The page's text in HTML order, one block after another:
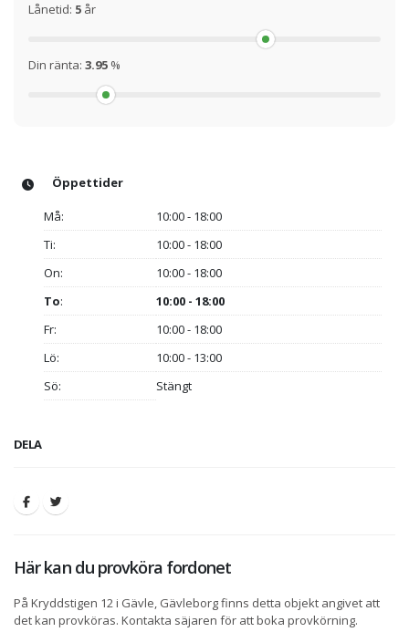
Lånetid: 5 år
Din ränta: 3.95 %
Öppettider
Må:
10:00 - 18:00
Ti:
10:00 - 18:00
On:
10:00 - 18:00
To:
10:00 - 18:00
Fr:
10:00 - 18:00
Lö:
10:00 - 13:00
Sö:
Stängt
DELA
Här kan du provköra fordonet
På Kryddstigen 12 i Gävle, Gävleborg finns detta objekt angivet att
det kan provköras. Kontakta säjaren för att boka provkörning.